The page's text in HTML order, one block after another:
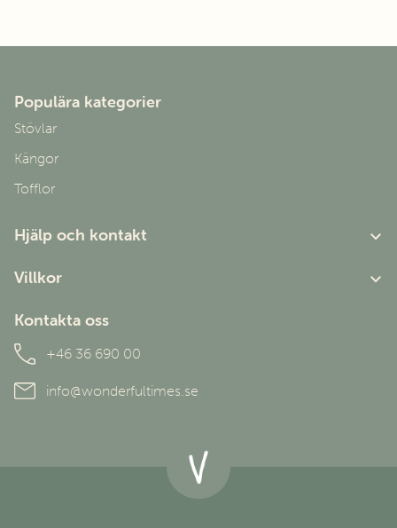
Populära kategorier
Stövlar
Kängor
Tofflor
Hjälp och kontakt
Om oss
Villkor
Användarvillkor
Personuppgiftspolicy
Kontakta oss
+46 36 690 00
info@wonderfultimes.se